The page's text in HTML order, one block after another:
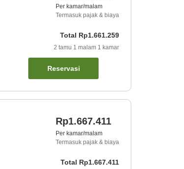
Per kamar/malam
Termasuk pajak & biaya
Total Rp1.661.259
2 tamu 1 malam 1 kamar
Reservasi
Rp1.667.411
Per kamar/malam
Termasuk pajak & biaya
Total Rp1.667.411